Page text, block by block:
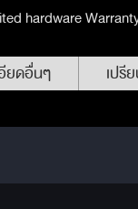
hardware
ยดอื่นๆ เปรี